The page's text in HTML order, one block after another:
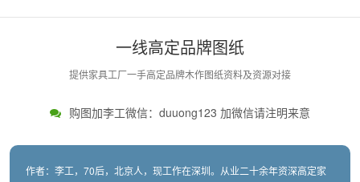
一线高定品牌图纸
提供家具工厂一手高定品牌木作图纸资料及资源对接
购图加李工微信：duuong123 加微信请注明来意
作者：李工，70后，北京人，现工作在深圳。从业二十余年资深高定家